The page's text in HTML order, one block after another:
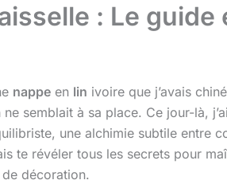
: Le
nappe en lin ivoire que j’avais
semblait à sa place. Ce jour-là,
une alchimie subtile entre
te révéler tous les secrets pour
décoration.